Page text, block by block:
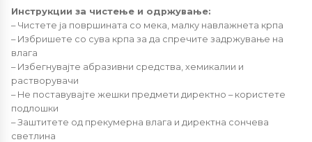
Инструкции за чистење и одржување:
– Чистете ја површината со мека, малку навлажнета крпа
– Избришете со сува крпа за да спречите задржување на
влага
– Избегнувајте абразивни средства, хемикалии и
растворувачи
– Не поставувајте жешки предмети директно – користете
подлошки
– Заштитете од прекумерна влага и директна сончева
светлина